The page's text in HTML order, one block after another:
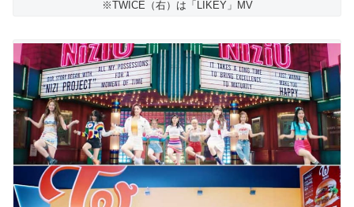
※TWICE（右）は「LIKEY」MV